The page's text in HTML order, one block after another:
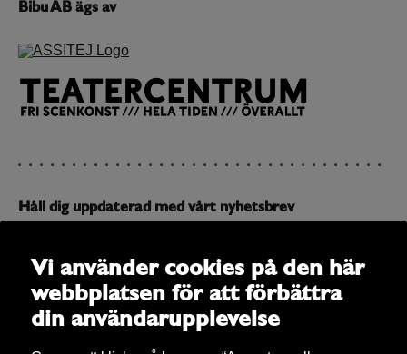
Bibu AB ägs av
Håll dig uppdaterad med vårt nyhetsbrev
allt som är på gång
E-post
Vi använder cookies på den här
webbplatsen för att förbättra
din användarupplevelse